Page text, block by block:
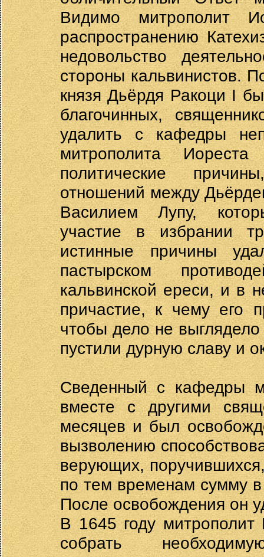
Видимо митрополит
распространению
недовольство
стороны кальвинистов.
князя Дьёрдя Ракоци I
благочинных,
удалить с кафедры
митрополита
политические
отношений между
Василием Лупу,
участие в избрании
истинные причины
пастырском
кальвинской ереси, и в
причастие, к чему его
чтобы дело не
пустили дурную славу и
Сведенный с кафедры
вместе с другими
месяцев и был
вызволению
верующих,
по тем временам сумму в
После освобождения он
В 1645 году
собрать